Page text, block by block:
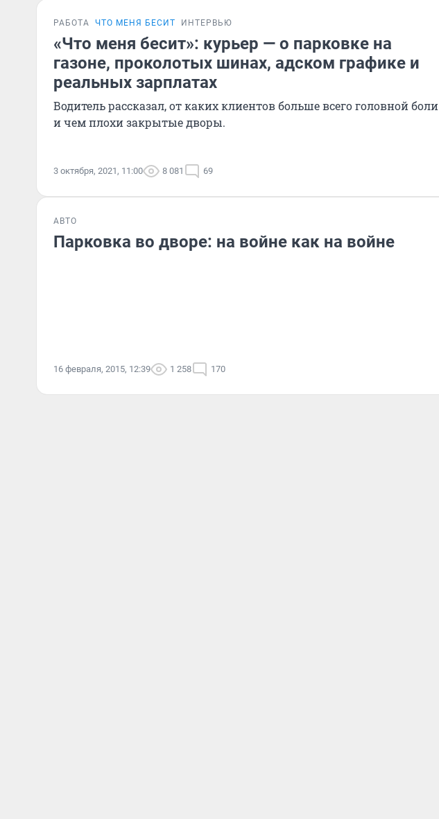
РАБОТА ЧТО МЕНЯ БЕСИТ ИНТЕРВЬЮ
«Что меня бесит»: курьер — о парковке на
газоне, проколотых шинах, адском графике и
реальных зарплатах
Водитель рассказал, от каких клиентов больше всего головной боли
и чем плохи закрытые дворы.
3 октября, 2021, 11:00 8 081 69
АВТО
Парковка во дворе: на войне как на войне
16 февраля, 2015, 12:39 1 258 170